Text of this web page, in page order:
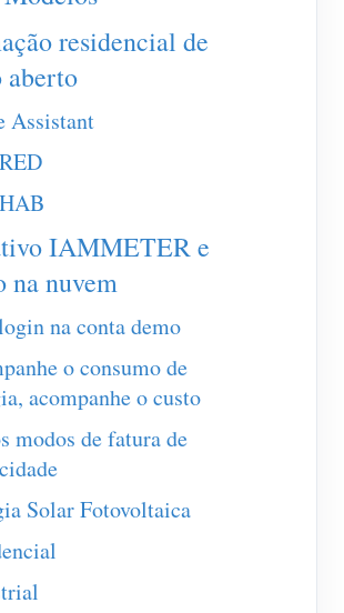
Cloud Pro
de hospedagem própria
EV
Simulator
virtual
de previsão e simulação de energia
de energia do sistema solar fotovoltaico
de consumo de eletricidade
residencial
de energia da fábrica
rápido do produto
tutorial
de contribuidores
de contribuidores
IAMMETER
residencial de
aberto
Assistant
IAMMETER e
na nuvem
na conta demo
o consumo de
acompanhe o custo
modos de fatura de
Solar Fotovoltaica